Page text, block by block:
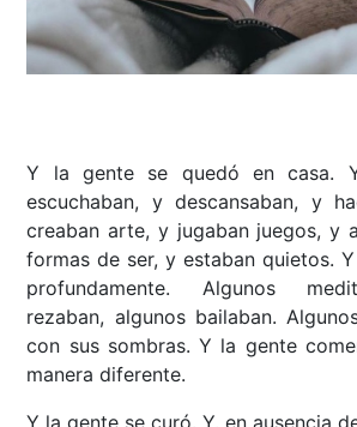
Y la gente se quedó en casa.
escuchaban, y descansaban, y
creaban arte, y jugaban juegos, y
formas de ser, y estaban quietos.
profundamente. Algunos
rezaban, algunos bailaban.
con sus sombras. Y la gente
manera diferente.